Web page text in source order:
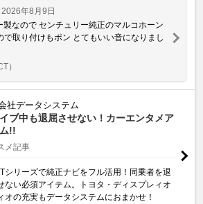
2026年8月9日
なので センチュリー純正のマルコホーン
で取り付けもポン とてもいい音になりまし
）
社データシステム
イブ中も退屈させない！カーエンタメア
!!
メ記事
シリーズで純正ナビをフル活用！同乗者を退
ない必須アイテム。トヨタ・ディスプレィオ
オの充実もデータシステムにおまかせ！